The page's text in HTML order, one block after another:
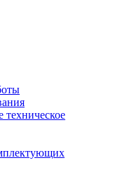
техническое